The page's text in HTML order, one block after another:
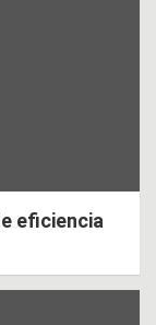
eficiencia